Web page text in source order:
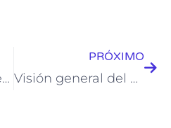
Fusión de lecho de polvo por láser
PRÓXIMO
Visión general del polvo de SiC